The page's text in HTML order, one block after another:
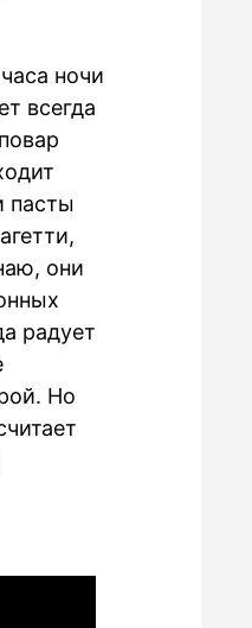
ночи
всегда
пасты
они
радует
Но